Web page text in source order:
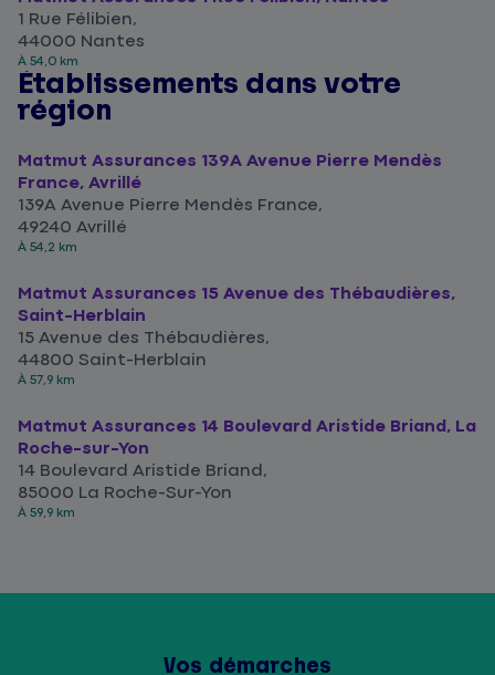
1 Rue Félibien,
44000 Nantes
À 54,0 km
Établissements dans votre
région
Matmut Assurances 139A Avenue Pierre Mendès
France, Avrillé
139A Avenue Pierre Mendès France,
49240 Avrillé
À 54,2 km
Matmut Assurances 15 Avenue des Thébaudières,
Saint-Herblain
15 Avenue des Thébaudières,
44800 Saint-Herblain
À 57,9 km
Matmut Assurances 14 Boulevard Aristide Briand, La
Roche-sur-Yon
14 Boulevard Aristide Briand,
85000 La Roche-Sur-Yon
À 59,9 km
Vos démarches